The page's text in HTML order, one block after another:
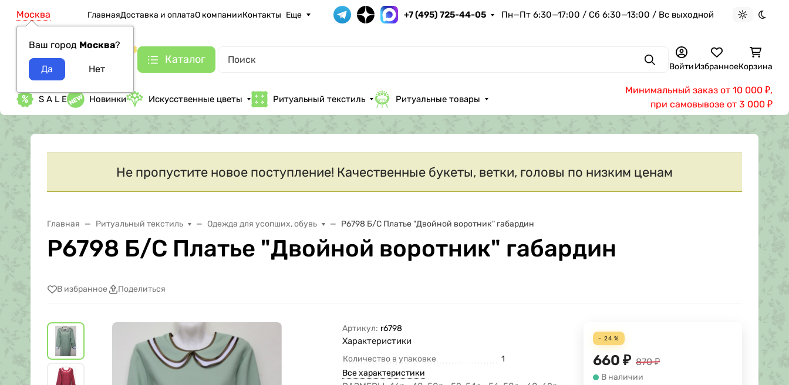
Москва
Ваш город Москва?
ГлавнаяДоставка и оплатаО компанииКонтакты Еще +7 (495) 725-44-05 Пн—Пт 6:30—17:00 / Сб 6:30—13:00 / Вс выходной Светлая
Каталог ПоискВойтиИзбранноеКорзина
S A L E Новинки Искусственные цветы Ритуальный текстиль Ритуальные товары
Минимальный заказ от 10 000 ₽,
при самовывозе от 3 000 ₽
Не пропустите новое поступление! Качественные букеты, ветки, головы по низким ценам
Главная Ритуальный текстиль Одежда для усопших, обувь Р6798 Б/С Платье "Двойной воротник" габардин
Р6798 Б/С Платье "Двойной воротник" габардин
В избранное Поделиться
Артикул: r6798
Характеристики
Количество в упаковке
1
Все характеристики
- 24 %
660 ₽ 870 ₽
В наличии